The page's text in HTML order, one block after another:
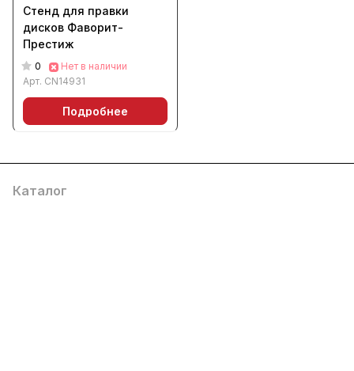
Стенд для правки
дисков Фаворит-
Престиж
0
Нет в наличии
Арт. CN14931
Подробнее
Каталог